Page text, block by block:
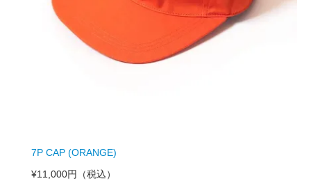
7P CAP (ORANGE)
¥11,000円
（税込）